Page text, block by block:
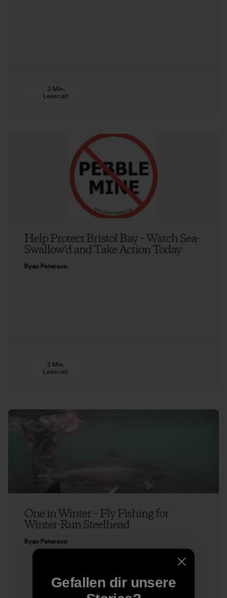
2 Min.
Lesezeit
Help Protect Bristol Bay – Watch Sea-
Swallow’d and Take Action Today
Ryan Peterson
3 Min.
Lesezeit
One in Winter – Fly Fishing for
Winter-Run Steelhead
Ryan Peterson
Gefallen dir unsere